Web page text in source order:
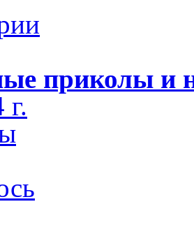
приколы и
г.